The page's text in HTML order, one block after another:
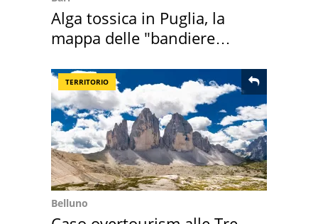
Alga tossica in Puglia, la
mappa delle "bandiere
TERRITORIO
Belluno